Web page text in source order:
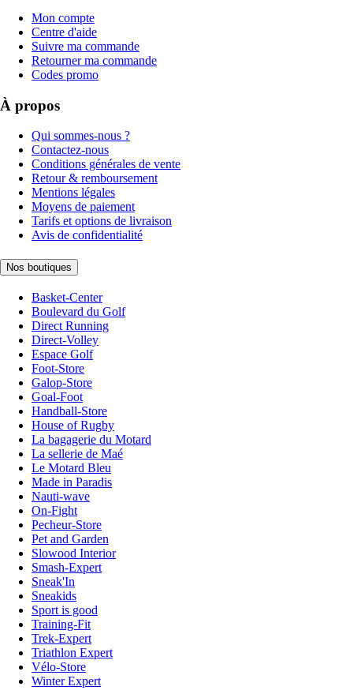
Mon compte
Centre d'aide
Suivre ma commande
Retourner ma commande
Codes promo
À propos
Qui sommes-nous ?
Contactez-nous
Conditions générales de vente
Retour & remboursement
Mentions légales
Moyens de paiement
Tarifs et options de livraison
Avis de confidentialité
Nos boutiques
Basket-Center
Boulevard du Golf
Direct Running
Direct-Volley
Espace Golf
Foot-Store
Galop-Store
Goal-Foot
Handball-Store
House of Rugby
La bagagerie du Motard
La sellerie de Maé
Le Motard Bleu
Made in Paradis
Nauti-wave
On-Fight
Pecheur-Store
Pet and Garden
Slowood Interior
Smash-Expert
Sneak'In
Sneakids
Sport is good
Training-Fit
Trek-Expert
Triathlon Expert
Vélo-Store
Winter Expert